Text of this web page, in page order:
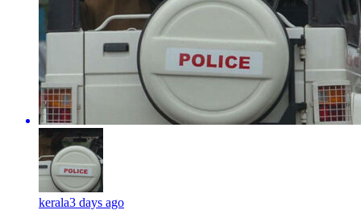
kerala3 days ago